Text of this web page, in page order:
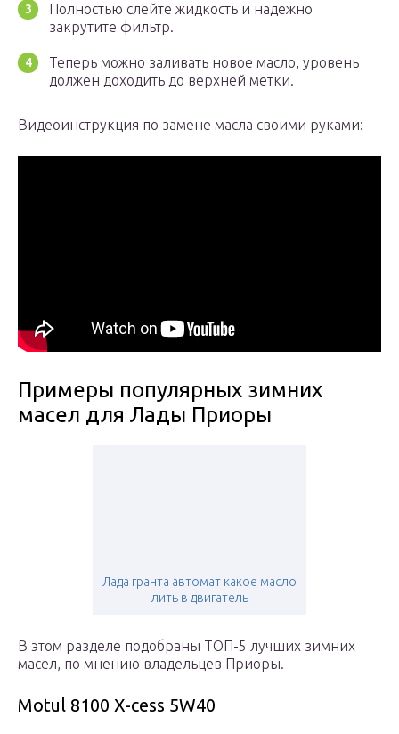
Полностью слейте жидкость и надежно
закрутите фильтр.
Теперь можно заливать новое масло, уровень
должен доходить до верхней метки.
Видеоинструкция по замене масла своими руками:
Примеры популярных зимних
масел для Лады Приоры
Лада гранта автомат какое масло
лить в двигатель
В этом разделе подобраны ТОП-5 лучших зимних
масел, по мнению владельцев Приоры.
Motul 8100 X-cess 5W40